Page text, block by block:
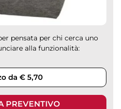
pensata per chi cerca uno
alla funzionalità:
da € 5,70
PREVENTIVO